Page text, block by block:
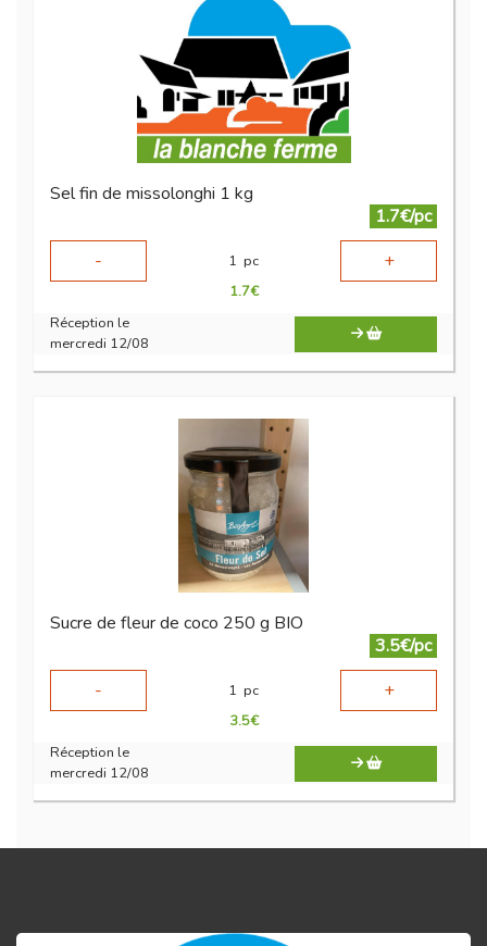
Sel fin de missolonghi 1 kg
1.7€/pc
-
1 pc +
1.7€
Réception le
mercredi 12/08
Sucre de fleur de coco 250 g BIO
3.5€/pc
-
1 pc +
3.5€
Réception le
mercredi 12/08